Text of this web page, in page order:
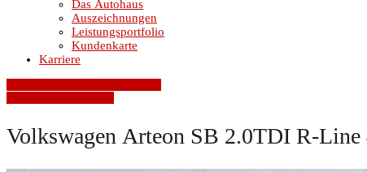
Das Autohaus
Auszeichnungen
Leistungsportfolio
Kundenkarte
Karriere
Volkswagen Arteon SB 2.0TDI R-